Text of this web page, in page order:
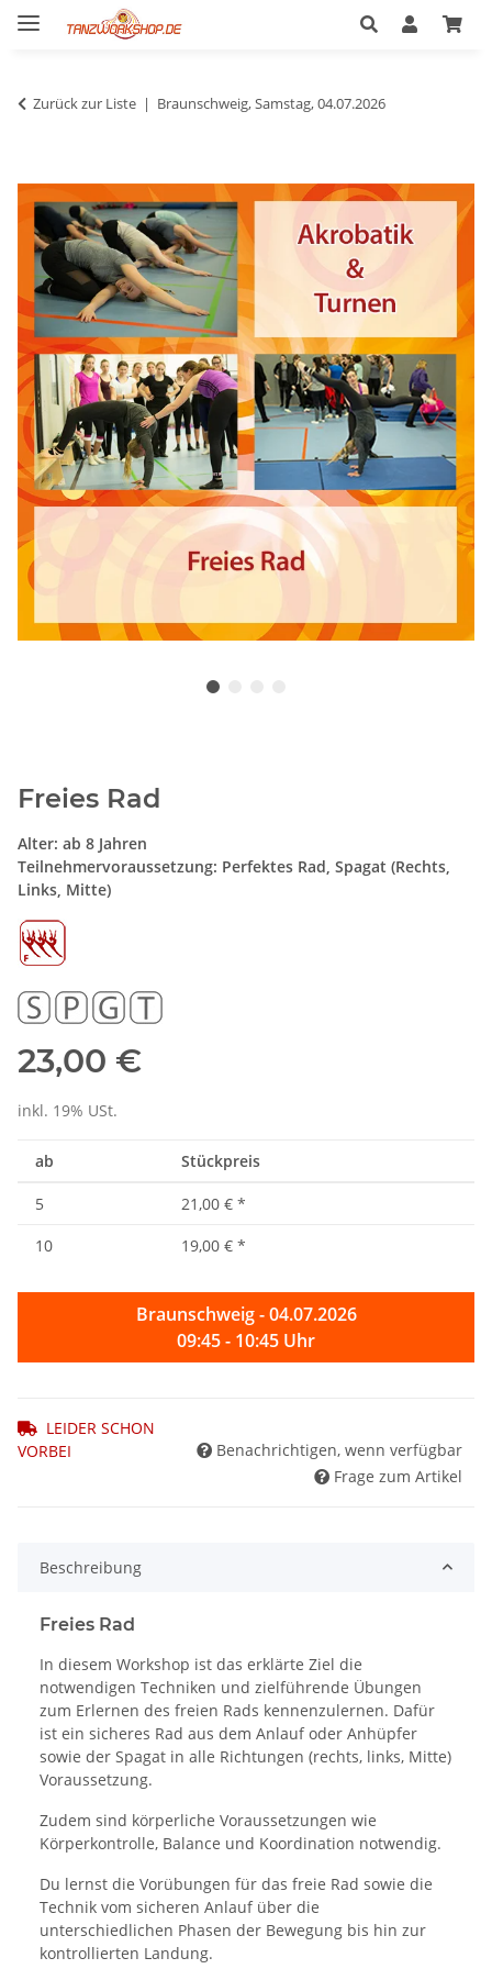
Zurück zur Liste Braunschweig, Samstag, 04.07.2026
Freies Rad
Alter: ab 8 Jahren
Teilnehmervoraussetzung: Perfektes Rad, Spagat (Rechts,
Links, Mitte)
23,00 €
inkl. 19% USt.
ab Stückpreis
5 21,00 € *
10
19,00 € *
Braunschweig - 04.07.2026
09:45 - 10:45 Uhr
LEIDER SCHON
VORBEI
Benachrichtigen, wenn verfügbar
Frage zum Artikel
Beschreibung
Freies Rad
In diesem Workshop ist das erklärte Ziel die
notwendigen Techniken und zielführende Übungen
zum Erlernen des freien Rads kennenzulernen. Dafür
ist ein sicheres Rad aus dem Anlauf oder Anhüpfer
sowie der Spagat in alle Richtungen (rechts, links, Mitte)
Voraussetzung.
Zudem sind körperliche Voraussetzungen wie
Körperkontrolle, Balance und Koordination notwendig.
Du lernst die Vorübungen für das freie Rad sowie die
Technik vom sicheren Anlauf über die
unterschiedlichen Phasen der Bewegung bis hin zur
kontrollierten Landung.